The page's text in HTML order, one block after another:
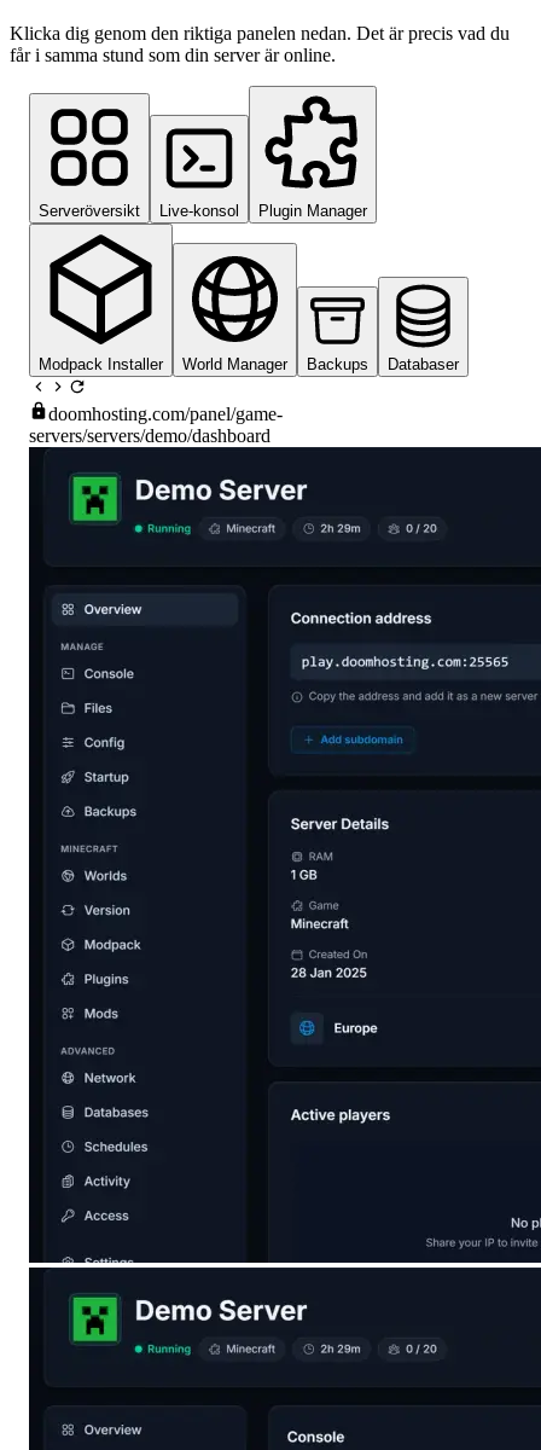
Klicka dig genom den riktiga panelen nedan. Det är precis vad du
får i samma stund som din server är online.
Serveröversikt Live-konsol Plugin Manager
Modpack Installer World Manager Backups Databaser
doomhosting.com/panel/game-
servers/servers/demo/dashboard